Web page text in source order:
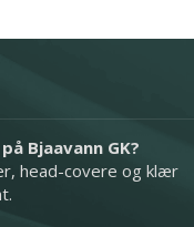
Bjaavann GK?
head-covere og klær